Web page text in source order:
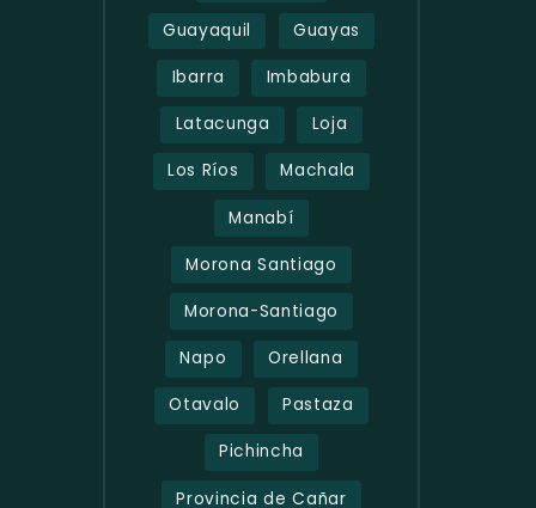
Guayaquil Guayas
Ibarra Imbabura
Latacunga Loja
Los Ríos Machala
Manabí
Morona Santiago
Morona-Santiago
Napo Orellana
Otavalo Pastaza
Pichincha
Provincia de Cañar